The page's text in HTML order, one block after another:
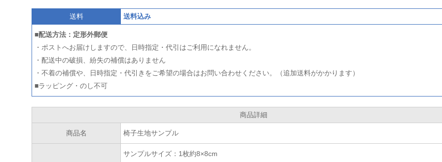
送料 送料込み
■配送方法：定形外郵便
・ポストへお届けしますので、日時指定・代引はご利用になれません。
・配送中の破損、紛失の補償はありません
・不着の補償や、日時指定・代引きをご希望の場合はお問い合わせください。（追加送料がかかります）
■ラッピング・のし不可
商品詳細
商品名 椅子生地サンプル
サンプルサイズ：1枚約8×8cm